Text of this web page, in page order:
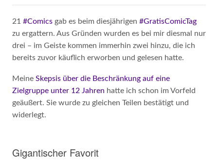
21 #Comicsgab es beim diesjährigen #GratisComicTag
zu ergattern. Aus Gründen wurden es bei mir diesmal nur
drei – im Geiste kommen immerhin zwei hinzu, die ich
bereits zuvor käuflich erworben und gelesen hatte.
Meine Skepsis über die Beschränkung auf eine
Zielgruppe unter 12 Jahren hatte ich schon im Vorfeld
geäußert. Sie wurde zu gleichen Teilen bestätigt und
widerlegt.
Gigantischer Favorit